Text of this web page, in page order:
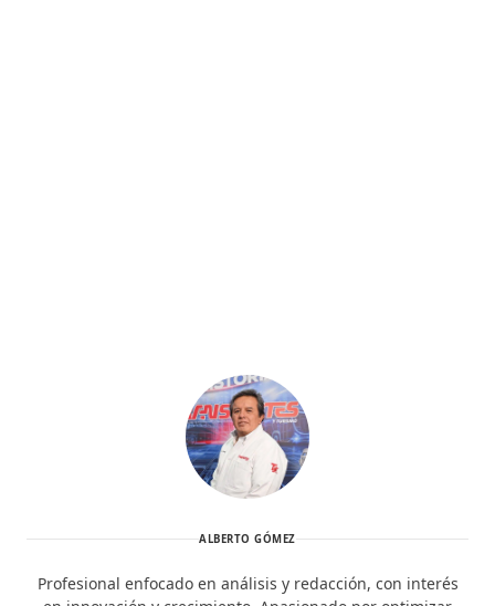
ALBERTO GÓMEZ
Profesional enfocado en análisis y redacción, con interés